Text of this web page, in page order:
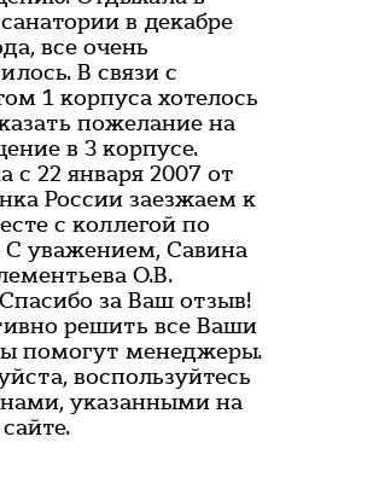
в декабре
все очень
В связи с
1 корпуса хотелось
пожелание на
в 3 корпусе.
с 22 января 2007 от
России заезжаем к
с коллегой по
С уважением, Савина
О.В.
Спасибо за Ваш отзыв!
решить все Ваши
помогут менеджеры.
воспользуйтесь
указанными на